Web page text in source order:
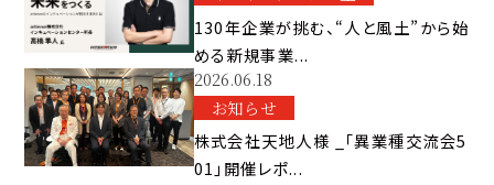
130年企業が挑む、“人と風土”から始
める新規事業...
2026.06.18
お知らせ
株式会社天地人様 _「異業種交流会5
01」開催レポ...